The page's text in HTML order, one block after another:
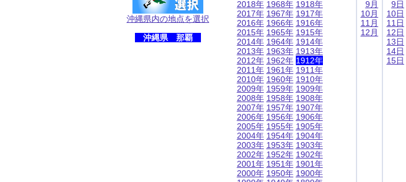
沖縄県内の地点を選択
沖縄県 那覇
2018年
2017年
2016年
2015年
2014年
2013年
2012年
2011年
2010年
2009年
2008年
2007年
2006年
2005年
2004年
2003年
2002年
2001年
2000年
1968年
1967年
1966年
1965年
1964年
1963年
1962年
1961年
1960年
1959年
1958年
1957年
1956年
1955年
1954年
1953年
1952年
1951年
1950年
1918年
1917年
1916年
1915年
1914年
1913年
1912年
1911年
1910年
1909年
1908年
1907年
1906年
1905年
1904年
1903年
1902年
1901年
1900年
9月
10月
11月
12月
9日
10日
11日
12日
13日
14日
15日